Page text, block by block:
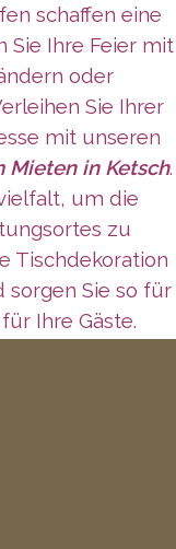
schaffen eine
Sie Ihre Feier mit
oder
Sie Ihrer
mit unseren
Mieten in Ketsch.
um die
zu
Tischdekoration
Sie so für
Ihre Gäste.